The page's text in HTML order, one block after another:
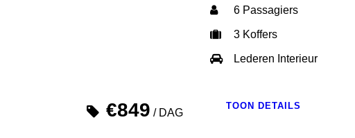
€849 / DAG
6 Passagiers
3 Koffers
Lederen Interieur
TOON DETAILS